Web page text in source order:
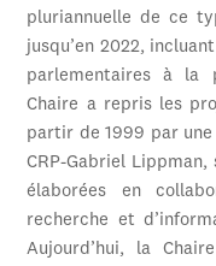
pluriannuelle de ce
jusqu’en 2022,
parlementaires à la
Chaire a repris les
partir de 1999 par une
CRP-Gabriel
élaborées en
recherche et
Aujourd’hui, la